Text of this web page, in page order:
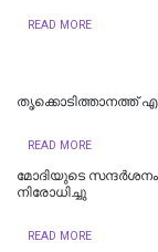
READ MORE
തൃക്കൊടിത്താനത്ത്
READ MORE
മോദിയുടെ
നിരോധിച്ചു
READ MORE